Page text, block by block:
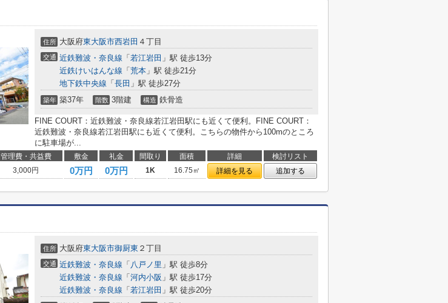
住所 大阪府東大阪市西岩田 ４丁目
交通 近鉄難波・奈良線 「 若江岩田 」駅 徒歩13分
近鉄けいはんな線 「 荒本 」駅 徒歩21分
地下鉄中央線 「 長田 」駅 徒歩27分
築年 築37年 階数 3階建 構造 鉄骨造
FINE COURT：近鉄難波・奈良線若江岩田駅にも近くて便利。FINE COURT：
近鉄難波・奈良線若江岩田駅にも近くて便利。こちらの物件から100mのところ
に駐車場が...
管理費・共益費 敷金 礼金 間取り 面積 詳細
検討リスト
3,000円 0万円 0万円 1K 16.75㎡ 詳細を見る 追加する
住所 大阪府東大阪市御厨東 ２丁目
交通 近鉄難波・奈良線 「 八戸ノ里 」駅 徒歩8分
近鉄難波・奈良線 「 河内小阪 」駅 徒歩17分
近鉄難波・奈良線 「 若江岩田 」駅 徒歩20分